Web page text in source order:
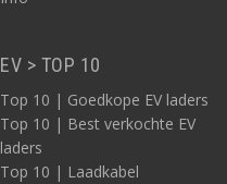
EV > TOP 10
Top 10 | Goedkope EV laders
Top 10 | Best verkochte EV
laders
Top 10 | Laadkabel